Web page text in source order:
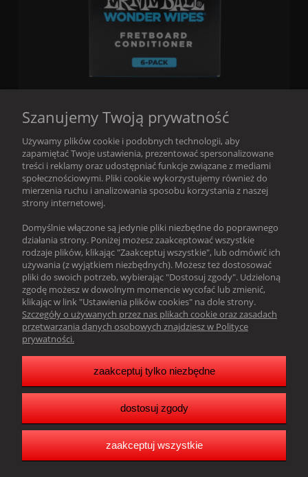
Ernie Ball zestaw do pielęgnacji podstrunnicy
20,00 zł
« 1 2 3 4 5 6 ... 13 »
O nas
Obsługa klienta
Sławkowska 39,
woj. śląskie |tel.:502242256| email:biuro@resonado.pl
Copyright Resonado 2025
Szanujemy Twoją prywatność
Używamy plików cookie i podobnych technologii, aby
zapamiętać Twoje ustawienia, prezentować spersonalizowane
treści i reklamy oraz udostępniać funkcje związane z mediami
społecznościowymi. Pliki cookie wykorzystujemy również do
mierzenia ruchu i analizowania sposobu korzystania z naszej
strony internetowej.
Domyślnie włączone są jedynie pliki niezbędne do poprawnego
działania strony. Poniżej możesz zaakceptować wszystkie
rodzaje plików, klikając "Zaakceptuj wszystkie", lub odmówić ich
używania (z wyjątkiem niezbędnych). Możesz też dostosować
pliki do swoich potrzeb, wybierając "Dostosuj zgody". Udzieloną
zgodę możesz w dowolnym momencie wycofać lub zmienić,
klikając w link "Ustawienia plików cookies" na dole strony.
Szczegóły o używanych przez nas plikach cookie oraz zasadach
przetwarzania danych osobowych znajdziesz w Polityce
prywatności.
zaakceptuj tylko niezbędne
dostosuj zgody
zaakceptuj wszystkie